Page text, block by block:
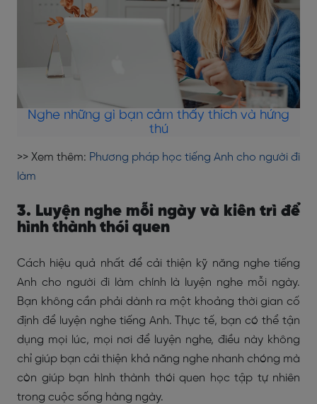
Nghe những gì bạn cảm thấy thích và hứng
thú
>> Xem thêm: Phương pháp học tiếng Anh cho người đi
làm
3. Luyện nghe mỗi ngày và kiên trì để
hình thành thói quen
Cách hiệu quả nhất để cải thiện kỹ năng nghe tiếng
Anh cho người đi làm chính là luyện nghe mỗi ngày.
Bạn không cần phải dành ra một khoảng thời gian cố
định để luyện nghe tiếng Anh. Thực tế, bạn có thể tận
dụng mọi lúc, mọi nơi để luyện nghe, điều này không
chỉ giúp bạn cải thiện khả năng nghe nhanh chóng mà
còn giúp bạn hình thành thói quen học tập tự nhiên
trong cuộc sống hàng ngày.